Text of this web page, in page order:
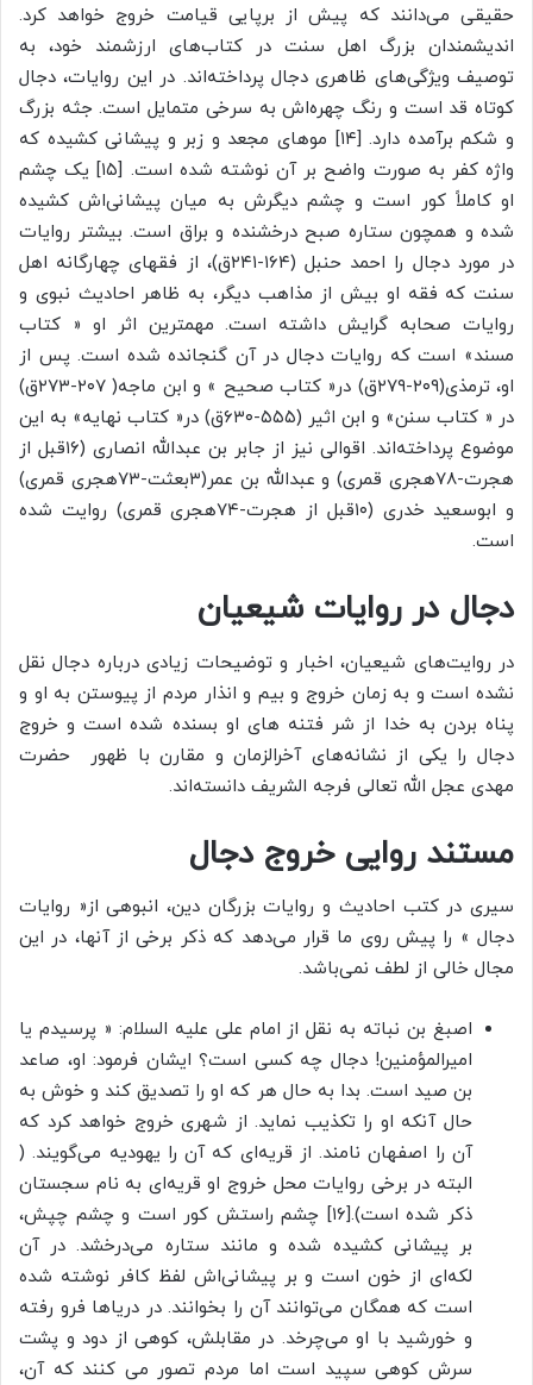
حقیقی می‌دانند که پیش از برپایی قیامت خروج خواهد کرد.
اندیشمندان بزرگ اهل سنت در کتاب‌های ارزشمند خود، به
توصیف ویژگی‌های ظاهری دجال پرداخته‌اند. در این روایات، دجال
کوتاه قد است و رنگ چهره‌اش به سرخی متمایل است. جثه بزرگ
و شکم برآمده دارد. [۱۴] موهای مجعد و زبر و پیشانی کشیده که
واژه کفر به صورت واضح بر آن نوشته شده است. [۱۵] یک چشم
او کاملاً کور است و چشم دیگرش به میان پیشانی‌اش کشیده
شده و همچون ستاره صبح درخشنده و براق است. بیشتر روایات
در مورد دجال را احمد حنبل (۱۶۴-۲۴۱ق)، از فقهای چهارگانه اهل
سنت که فقه او بیش از مذاهب دیگر، به ظاهر احادیث نبوی و
روایات صحابه گرایش داشته است. مهمترین اثر او « کتاب
مسند» است که روایات دجال در آن گنجانده شده است. پس از
او، ترمذی(۲۰۹-۲۷۹ق) در« کتاب صحیح » و ابن ماجه( ۲۰۷-۲۷۳ق)
در « کتاب سنن» و ابن اثیر (۵۵۵-۶۳۰ق) در« کتاب نهایه» به این
موضوع پرداخته‌اند. اقوالی نیز از جابر بن عبدالله انصاری (۱۶قبل از
هجرت-۷۸هجری قمری) و عبدالله بن عمر(۳بعثت-۷۳هجری قمری)
و ابوسعید خدری (۱۰قبل از هجرت-۷۴هجری قمری) روایت شده
است.
دجال در روایات شیعیان
در روایت‌های شیعیان، اخبار و توضیحات زیادی درباره دجال نقل
نشده است و به زمان خروج و بیم و انذار مردم از پیوستن به او و
پناه بردن به خدا از شر فتنه های او بسنده شده است و خروج
دجال را یکی از نشانه‌های آخرالزمان و مقارن با ظهور حضرت
مهدی عجل الله تعالی فرجه الشریف دانسته‌اند.
مستند روایی خروج دجال
سیری در کتب احادیث و روایات بزرگان دین، انبوهی از« روایات
دجال » را پیش روی ما قرار می‌دهد که ذکر برخی از آنها، در این
مجال خالی از لطف نمی‌باشد.
اصبغ بن نباته به نقل از امام علی علیه السلام: « پرسیدم یا
امیرالمؤمنین! دجال چه کسی است؟ ایشان فرمود: او، صاعد
بن صید است. بدا به حال هر که او را تصدیق کند و خوش به
حال آنکه او را تکذیب نماید. از شهری خروج خواهد کرد که
آن را اصفهان نامند. از قریه‌ای که آن را یهودیه می‌گویند. (
البته در برخی روایات محل خروج او قریه‌ای به نام سجستان
ذکر شده است).[۱۶] چشم راستش کور است و چشم چپش،
بر پیشانی کشیده شده و مانند ستاره می‌درخشد. در آن
لکه‌ای از خون است و بر پیشانی‌اش لفظ کافر نوشته شده
است که همگان می‌توانند آن را بخوانند. در دریاها فرو رفته
و خورشید با او می‌چرخد. در مقابلش، کوهی از دود و پشت
سرش کوهی سپید است اما مردم تصور می کنند که آن،